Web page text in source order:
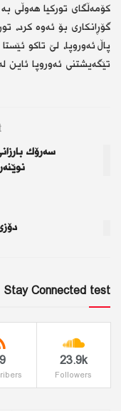
كۆمەڵگای توركیا هه‌وڵی
گۆڕانكار‌ی بۆ ئه‌وه‌ كرد،
پاڵ ئه‌وروپا، لێ تاكو
تێگه‌یشتنی ئه‌وروپا ئاین
سەرۆك
Stay Connected test
23.9k
Followers